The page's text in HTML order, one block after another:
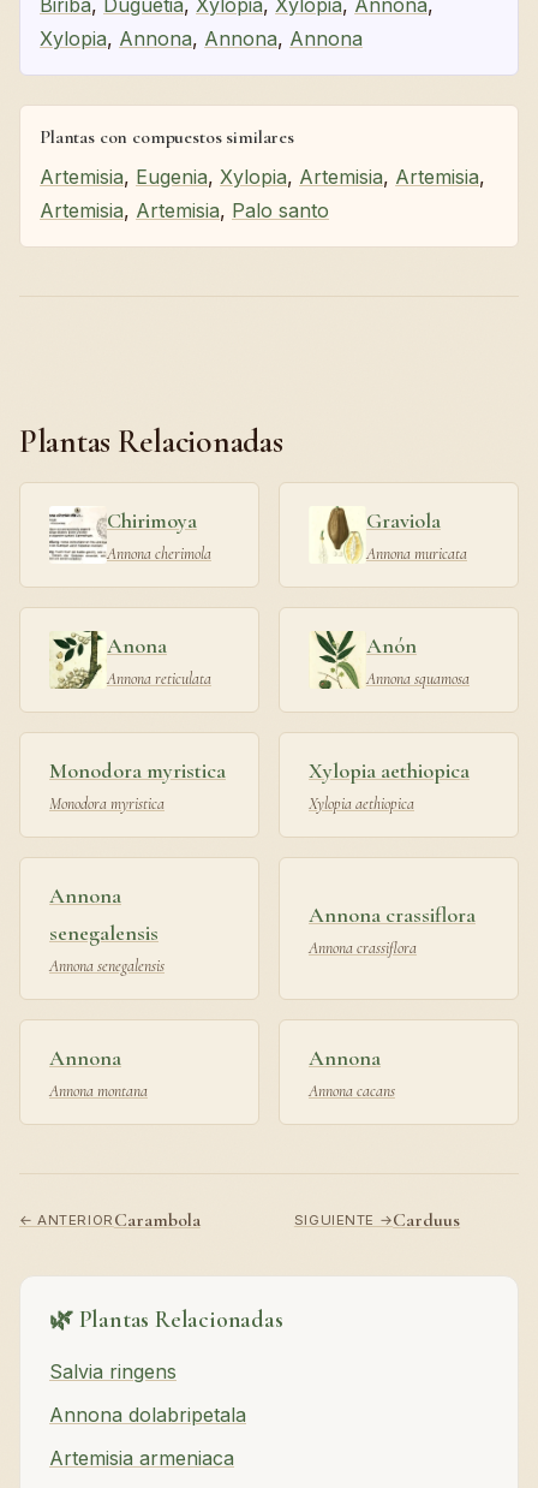
Xylopia, Annona, Annona, Annona
Plantas con compuestos similares
Artemisia, Eugenia, Xylopia, Artemisia, Artemisia,
Artemisia, Artemisia, Palo santo
Plantas Relacionadas
Chirimoya
Annona cherimola
Graviola
Annona muricata
Anona
Annona reticulata
Anón
Annona squamosa
Monodora myristica
Monodora myristica
Xylopia aethiopica
Xylopia aethiopica
Annona
senegalensis
Annona senegalensis
Annona crassiflora
Annona crassiflora
Annona
Annona montana
Annona
Annona cacans
← ANTERIORCarambola SIGUIENTE →Carduus
🌿 Plantas Relacionadas
Salvia ringens
Annona dolabripetala
Artemisia armeniaca